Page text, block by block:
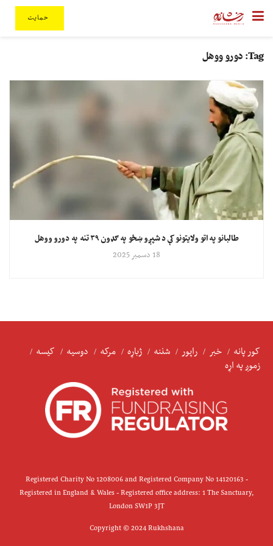
حمایت
Tag: دورو ووهل
طالبانو په اتو ولایتونو کې د شپږو ښځو په ګډون ۳۹ تنه په دورو ووهل
18 دسمبر 2025
کور پانه خبر راپور شننه ژباړه مرکه دوسیه
کیسه
زموږ په اړه
Registered Charity No 1208006 and Registered Company No 14120163 -
Registered in England & Wales - Registered office address: 1 The Sanctuary,
London SW1P 3JT
Copyright © 2024 Rukhshana